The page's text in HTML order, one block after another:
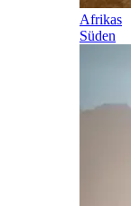
Afrikas
Süden